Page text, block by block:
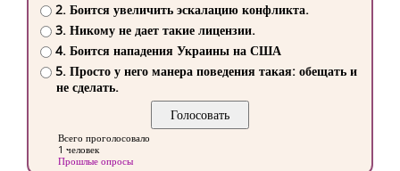
2. Боится увеличить эскалацию конфликта.
3. Никому не дает такие лицензии.
4. Боится нападения Украины на США
5. Просто у него манера поведения такая: обещать и
не сделать.
Всего проголосовало
1 человек
Прошлые опросы